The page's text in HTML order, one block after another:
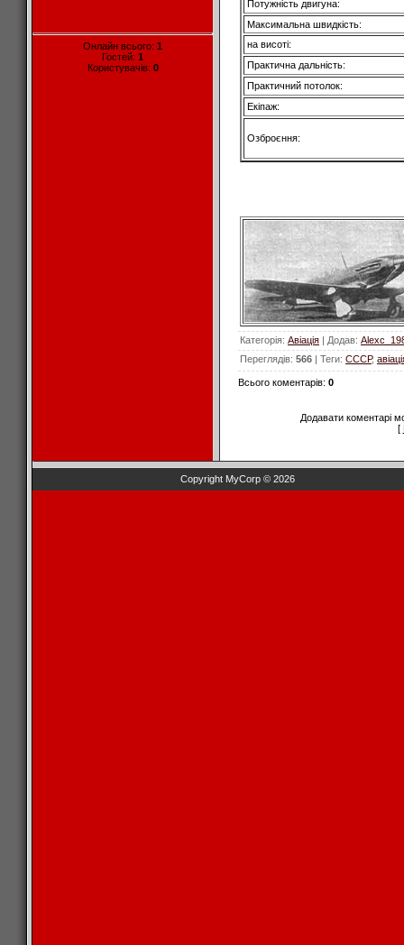
Онлайн всього: 1
Гостей: 1
Користувачів: 0
Потужність двигуна:
Максимальна швидкість:
на висоті:
Практична дальність:
Практичний потолок:
Екіпаж:
Озброєння:
Категорія: Авіація | Додав:
Переглядів: 566 | Теги: СССР,
Всього коментарів: 0
Додавати коментарі
[
Copyright MyCorp © 2026